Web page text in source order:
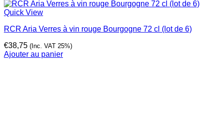
Quick View
RCR Aria Verres à vin rouge Bourgogne 72 cl (lot de 6)
€38,75 (Inc. VAT 25%)
Ajouter au panier